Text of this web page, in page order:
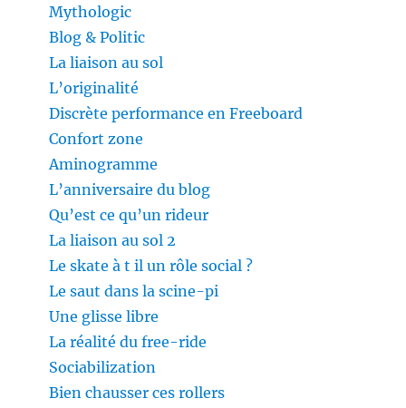
Mythologic
Blog & Politic
La liaison au sol
L’originalité
Discrète performance en Freeboard
Confort zone
Aminogramme
L’anniversaire du blog
Qu’est ce qu’un rideur
La liaison au sol 2
Le skate à t il un rôle social ?
Le saut dans la scine-pi
Une glisse libre
La réalité du free-ride
Sociabilization
Bien chausser ces rollers